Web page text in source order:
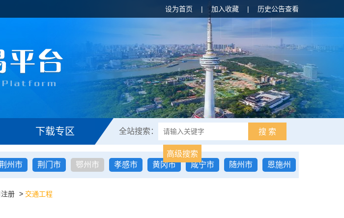
设为首页 | 加入收藏 | 历史公告查看
下载专区 全站搜索： 搜 索
高级搜索
州市 荆门市 鄂州市 孝感市 黄冈市 咸宁市 随州市
恩施州
册 > 交通工程